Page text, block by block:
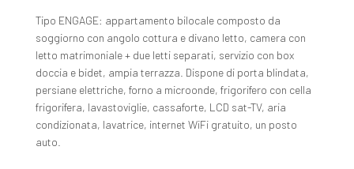
Tipo ENGAGE: appartamento bilocale composto da
soggiorno con angolo cottura e divano letto, camera con
letto matrimoniale + due letti separati, servizio con box
doccia e bidet, ampia terrazza. Dispone di porta blindata,
persiane elettriche, forno a microonde, frigorifero con cella
frigorifera, lavastoviglie, cassaforte, LCD sat-TV, aria
condizionata, lavatrice, internet WiFi gratuito, un posto
auto.